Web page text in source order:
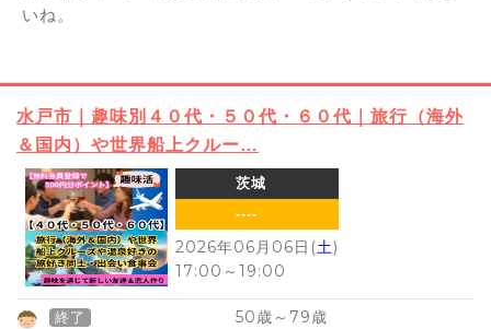
いね。
水戸市｜趣味別４０代・５０代・６０代｜旅行（海外
＆国内）や世界船上クルー…
茨城
----
2026年06月06日(土)
17:00 ～ 19:00
終了 50歳～ 79歳